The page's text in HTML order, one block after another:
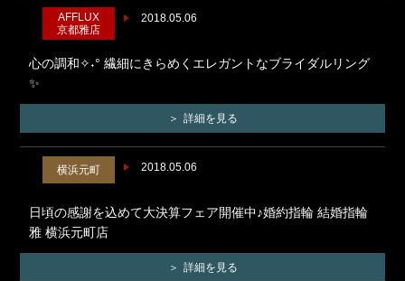
2018.05.06
AFFLUX
京都雅店
心の調和✧˖° 繊細にきらめくエレガントなブライダルリング
✨
詳細を見る
2018.05.06
横浜元町
日頃の感謝を込めて大決算フェア開催中♪婚約指輪 結婚指輪
雅 横浜元町店
詳細を見る